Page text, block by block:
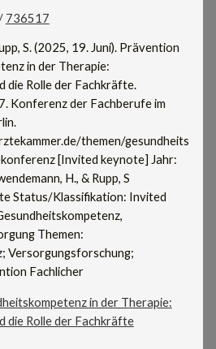
736517
S. (2025, 19. Juni). Prävention
in der Therapie:
die Rolle der Fachkräfte.
Konferenz der Fachberufe im
themen/gesundheits
[Invited keynote] Jahr:
H., & Rupp, S
Status/Klassifikation: Invited
Themen:
Versorgungsforschung;
Fachlicher
in der Therapie:
die Rolle der Fachkräfte